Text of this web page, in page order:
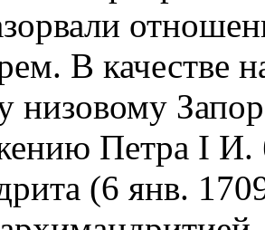
В качестве
низовому
Петра I И.
(6 янв.